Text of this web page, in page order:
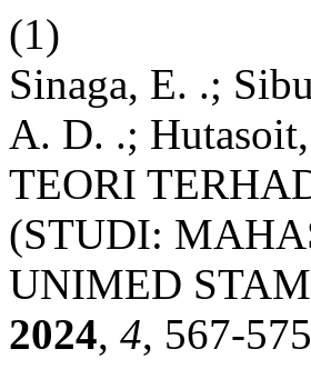
(1)
Sinaga, E. .;
A. D. .;
TEORI
(STUDI:
UNIMED
2024, 4, 567-